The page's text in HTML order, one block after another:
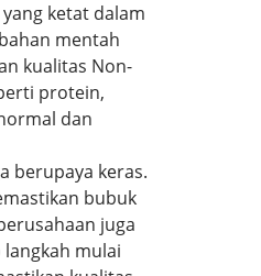
ketat dalam
mentah
kualitas Non-
protein,
dan
berupaya keras.
bubuk
juga
mulai